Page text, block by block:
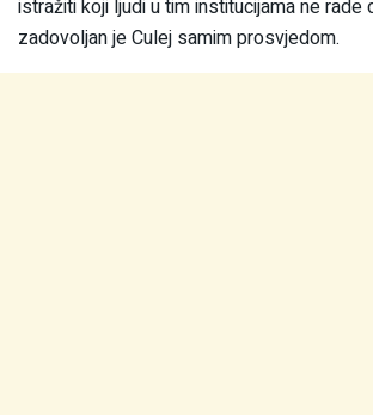
istražiti koji ljudi u tim institucijama ne rade
zadovoljan je Culej samim prosvjedom.